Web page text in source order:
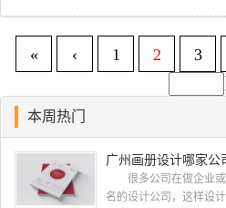
息，结果往往是适得其反。倒不如大胆地
« ‹ 1 2 3
本周热门
广州画册设计哪家公
很多公司在做企业或
名的设计公司，这样设